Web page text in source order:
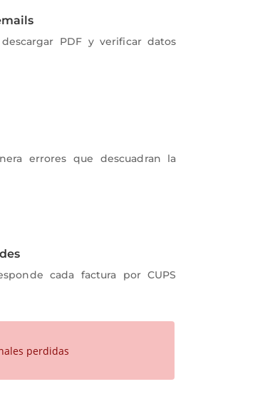
PDF y verificar datos
errores que descuadran la
cada factura por CUPS
perdidas